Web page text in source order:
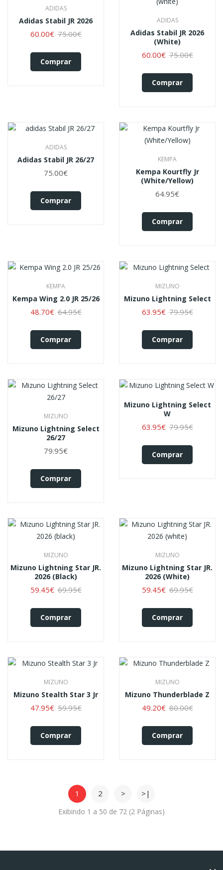
ADIDAS
Adidas Stabil JR 2026
60.00€ 75.00€
Comprar
ADIDAS
Adidas Stabil JR 2026
(white)
60.00€ 75.00€
Comprar
ADIDAS
Adidas Stabil JR 26/27
75.00€
Comprar
KEMPA
Kempa Kourtfly Jr
(White/Yellow)
64.95€
Comprar
KEMPA
Kempa Wing 2.0 JR 25/26
48.70€ 64.95€
Comprar
MIZUNO
Mizuno Lightning Select
63.95€ 79.95€
Comprar
MIZUNO
Mizuno Lightning Select
26/27
79.95€
Comprar
Mizuno Lightning Select
W
63.95€ 79.95€
Comprar
MIZUNO
Mizuno Lightning Star JR.
2026 (black)
59.45€ 69.95€
Comprar
MIZUNO
Mizuno Lightning Star JR.
2026 (white)
59.45€ 69.95€
Comprar
MIZUNO
Mizuno Stealth Star 3 Jr
47.95€ 59.95€
Comprar
MIZUNO
Mizuno Thunderblade Z
49.20€ 80.00€
Comprar
1 2 > >|
Exibindo 1 a 50 de 72 (2 Páginas)